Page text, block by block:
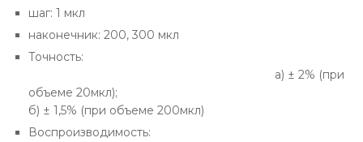
шаг: 1 мкл
наконечник: 200, 300 мкл
Точность:
а) ± 2% (при
объеме 20мкл);
б) ± 1,5% (при объеме 200мкл)
Воспроизводимость: